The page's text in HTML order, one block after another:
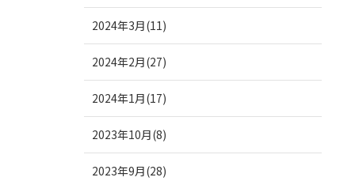
2024年3月(11)
2024年2月(27)
2024年1月(17)
2023年10月(8)
2023年9月(28)